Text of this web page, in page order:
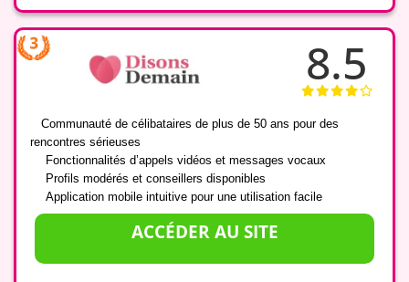
8.5
Communauté de célibataires de plus de 50 ans pour des
rencontres sérieuses
Fonctionnalités d’appels vidéos et messages vocaux
Profils modérés et conseillers disponibles
Application mobile intuitive pour une utilisation facile
ACCÉDER AU SITE